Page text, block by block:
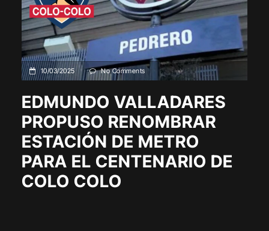
10/03/2025 No Comments
EDMUNDO VALLADARES
PROPUSO RENOMBRAR
ESTACIÓN DE METRO
PARA EL CENTENARIO DE
COLO COLO